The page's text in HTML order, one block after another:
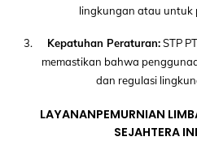
lingkungan atau untuk
Kepatuhan Peraturan:STP
memastikan bahwa
dan regulasi
LAYANANPEMURNIAN
SEJAHTERA